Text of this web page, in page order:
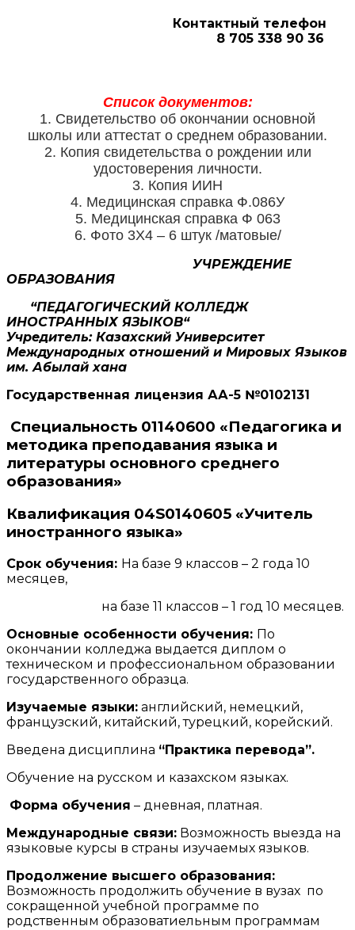
Контактный телефон
8 705 338 90 36
Список документов:
1. Свидетельство об окончании основной
школы или аттестат о среднем образовании.
2. Копия свидетельства о рождении или
удостоверения личности.
3. Копия ИИН
4. Медицинская справка Ф.086У
5. Медицинская справка Ф 063
6. Фото 3Х4 – 6 штук /матовые/
УЧРЕЖДЕНИЕ
ОБРАЗОВАНИЯ
“ПЕДАГОГИЧЕСКИЙ КОЛЛЕДЖ
ИНОСТРАННЫХ ЯЗЫКОВ“
Учредитель: Казахский Университет
Международных отношений и Мировых Языков
им. Абылай хана
Государственная лицензия АА-5 №0102131
Специальность 01140600 «Педагогика и
методика преподавания языка и
литературы основного среднего
образования»
Квалификация 04S0140605 «Учитель
иностранного языка»
Срок обучения: На базе 9 классов – 2 года 10
месяцев,
на базе 11 классов – 1 год 10 месяцев.
Основные особенности обучения: По
окончании колледжа выдается диплом о
техническом и профессиональном образовании
государственного образца.
Изучаемые языки: английский, немецкий,
французский, китайский, турецкий, корейский.
Введена дисциплина “Практика перевода”.
Обучение на русском и казахском языках.
Форма обучения – дневная, платная.
Международные связи: Возможность выезда на
языковые курсы в страны изучаемых языков.
Продолжение высшего образования:
Возможность продолжить обучение в вузах по
сокращенной учебной программе по
родственным образоватиельным программам